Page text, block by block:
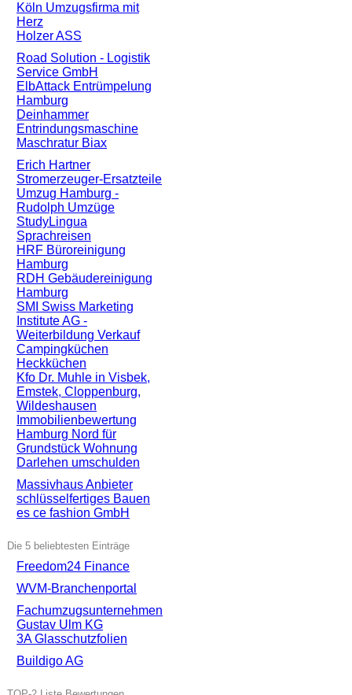
Köln Umzugsfirma mit
Herz
Holzer ASS
Road Solution - Logistik
Service GmbH
ElbAttack Entrümpelung
Hamburg
Deinhammer
Entrindungsmaschine
Maschratur Biax
Erich Hartner
Stromerzeuger-Ersatzteile
Umzug Hamburg -
Rudolph Umzüge
StudyLingua
Sprachreisen
HRF Büroreinigung
Hamburg
RDH Gebäudereinigung
Hamburg
SMI Swiss Marketing
Institute AG -
Weiterbildung Verkauf
Campingküchen
Heckküchen
Kfo Dr. Muhle in Visbek,
Emstek, Cloppenburg,
Wildeshausen
Immobilienbewertung
Hamburg Nord für
Grundstück Wohnung
Darlehen umschulden
Massivhaus Anbieter
schlüsselfertiges Bauen
es ce fashion GmbH
Die 5 beliebtesten Einträge
Freedom24 Finance
WVM-Branchenportal
Fachumzugsunternehmen
Gustav Ulm KG
3A Glasschutzfolien
Buildigo AG